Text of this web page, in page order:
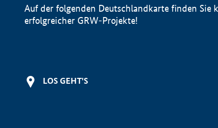
Auf der folgenden Deutschlandkarte finden Sie
erfolgreicher GRW-Projekte!
LOS GEHT'S